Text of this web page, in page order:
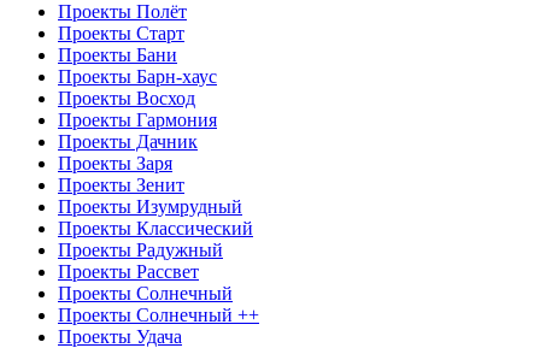
Проекты Полёт
Проекты Старт
Проекты Бани
Проекты Барн-хаус
Проекты Восход
Проекты Гармония
Проекты Дачник
Проекты Заря
Проекты Зенит
Проекты Изумрудный
Проекты Классический
Проекты Радужный
Проекты Рассвет
Проекты Солнечный
Проекты Солнечный ++
Проекты Удача